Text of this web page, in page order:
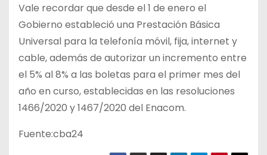
Vale recordar que desde el 1 de enero el
Gobierno estableció una Prestación Básica
Universal para la telefonía móvil, fija, internet y
cable, además de autorizar un incremento entre
el 5% al 8% a las boletas para el primer mes del
año en curso, establecidas en las resoluciones
1466/2020 y 1467/2020 del Enacom.
Fuente:cba24